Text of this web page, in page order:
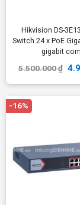
Hikvision DS-
Switch 24 x PoE
gigabit
5.500.000₫
-16%